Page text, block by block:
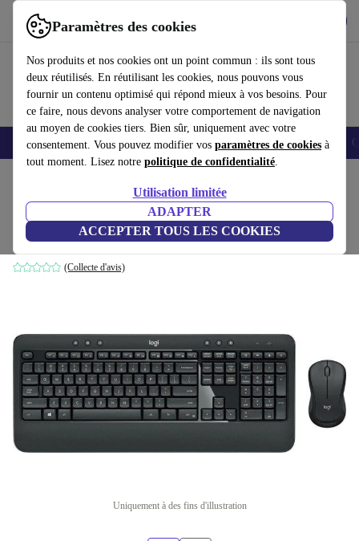
Paramètres des cookies
Nos produits et nos cookies ont un point commun : ils sont tous
deux réutilisés. En réutilisant les cookies, nous pouvons vous
fournir un contenu optimisé qui répond mieux à vos besoins. Pour
ce faire, nous devons analyser votre comportement de navigation
au moyen de cookies tiers. Bien sûr, uniquement avec votre
consentement. Vous pouvez modifier vos paramètres de cookies à
tout moment. Lisez notre politique de confidentialité.
Utilisation limitée
ADAPTER
ACCEPTER TOUS LES COOKIES
Utilisez refurbed rapidement et facilement
Smartphones Laptops Tablettes Montres connectées Accessoires
Logitech MK540
Noir | CH
(Collecte d'avis)
Uniquement à des fins d'illustration